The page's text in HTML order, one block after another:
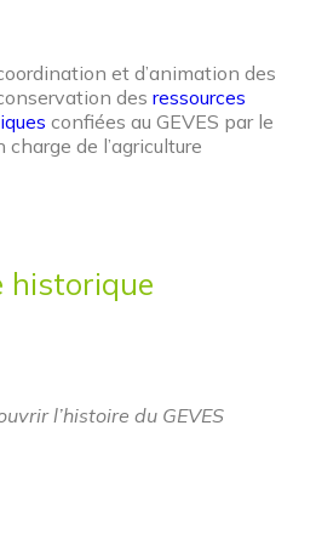
et d’animation des
des ressources
confiées au GEVES par le
de l’agriculture
historique
l’histoire du GEVES